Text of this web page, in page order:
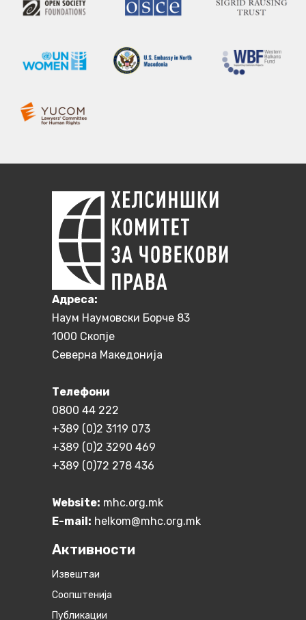
Aдреса:
Наум Наумовски Борче 83
1000 Скопје
Северна Македонија
Телефони
0800 44 222
+389 (0)2 3119 073
+389 (0)2 3290 469
+389 (0)72 278 436
Website: mhc.org.mk
E-mail: helkom@mhc.org.mk
Активности
Извештаи
Соопштенија
Публикации